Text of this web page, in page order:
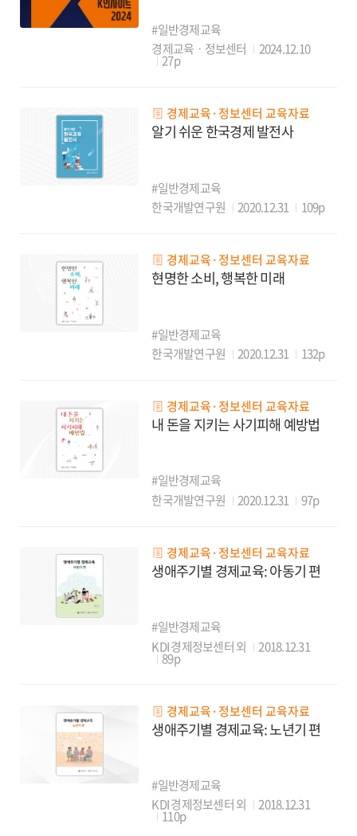
#일반경제교육
경제교육ㆍ정보센터
2024.12.10
27p
경제교육·정보센터 교육자료
알기 쉬운 한국경제 발전사
#일반경제교육
한국개발연구원
2020.12.31 109p
경제교육·정보센터 교육자료
현명한 소비, 행복한 미래
#일반경제교육
한국개발연구원
2020.12.31 132p
경제교육·정보센터 교육자료
내 돈을 지키는 사기피해 예방법
#일반경제교육
한국개발연구원
2020.12.31 97p
경제교육·정보센터 교육자료
생애주기별 경제교육: 아동기 편
#일반경제교육
KDI 경제정보센터 외
2018.12.31
89p
경제교육·정보센터 교육자료
생애주기별 경제교육: 노년기 편
#일반경제교육
KDI 경제정보센터 외
2018.12.31
110p